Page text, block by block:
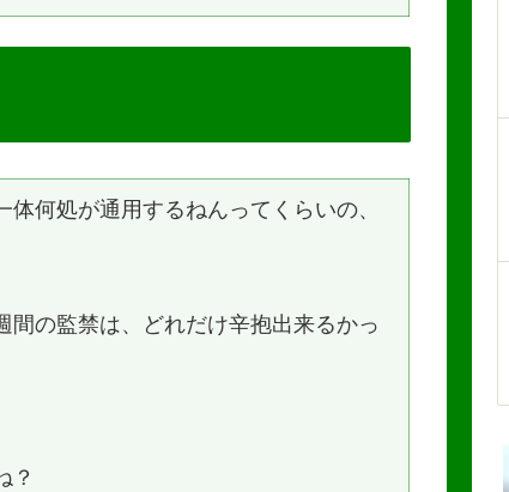
何処が通用するねんってくらいの、
の監禁は、どれだけ辛抱出来るかっ
？